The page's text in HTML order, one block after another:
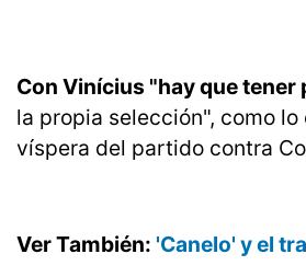
Con Vinícius "hay que
la propia selección", como
víspera del partido contra
Ver También: 'Canelo' y el